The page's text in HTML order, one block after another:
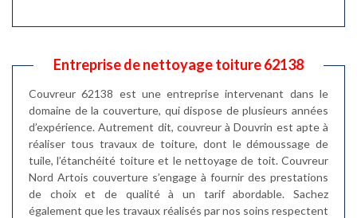
Entreprise de nettoyage toiture 62138
Couvreur 62138 est une entreprise intervenant dans le
domaine de la couverture, qui dispose de plusieurs années
d’expérience. Autrement dit, couvreur à Douvrin est apte à
réaliser tous travaux de toiture, dont le démoussage de
tuile, l’étanchéité toiture et le nettoyage de toit. Couvreur
Nord Artois couverture s’engage à fournir des prestations
de choix et de qualité à un tarif abordable. Sachez
également que les travaux réalisés par nos soins respectent